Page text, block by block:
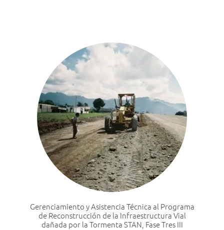
Gerenciamiento y Asistencia Técnica al Programa
de Reconstrucción de la Infraestructura Vial
dañada por la Tormenta STAN, Fase Tres III